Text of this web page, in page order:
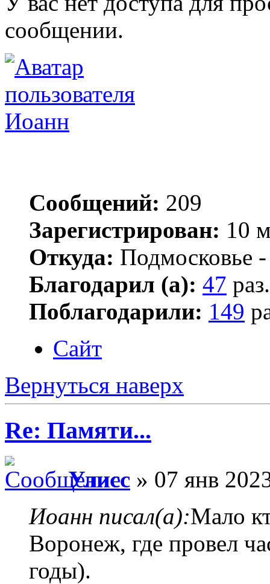
сообщении.
Иоанн
Сообщений: 209
Зарегистрирован: 10
Откуда: Подмосковье
Благодарил (а): 47 раз.
Поблагодарили: 149
Сайт
Вернуться наверх
Re: Памяти...
Улисс » 07 янв
Иоанн писал(а):Мало
Воронеж, где провел
годы).